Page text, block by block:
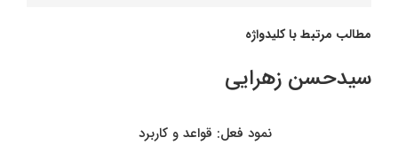
مطالب مرتبط با کلیدواژه
سیدحسن زهرایی
نمود فعل: قواعد و کاربرد